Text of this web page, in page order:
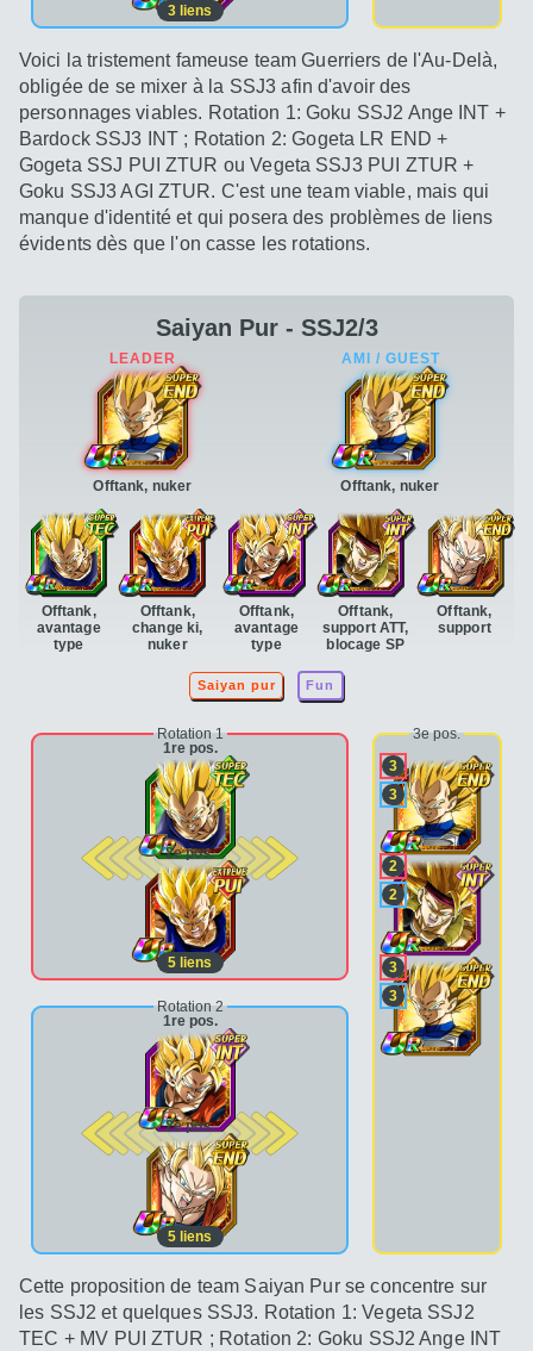
3 liens
Voici la tristement fameuse team Guerriers de l'Au-Delà,
obligée de se mixer à la SSJ3 afin d'avoir des
personnages viables. Rotation 1: Goku SSJ2 Ange INT +
Bardock SSJ3 INT ; Rotation 2: Gogeta LR END +
Gogeta SSJ PUI ZTUR ou Vegeta SSJ3 PUI ZTUR +
Goku SSJ3 AGI ZTUR. C'est une team viable, mais qui
manque d'identité et qui posera des problèmes de liens
évidents dès que l'on casse les rotations.
Saiyan Pur - SSJ2/3
Offtank, nuker
Offtank,
avantage
type
Offtank,
change ki,
nuker
Offtank,
avantage
type
Offtank,
support ATT,
blocage SP
Offtank,
support
Offtank, nuker
Saiyan pur Fun
Rotation 1
1re pos.
2e pos.
5 liens
Rotation 2
1re pos.
2e pos.
5 liens
3e pos.
3
3
2
2
3
3
Cette proposition de team Saiyan Pur se concentre sur
les SSJ2 et quelques SSJ3. Rotation 1: Vegeta SSJ2
TEC + MV PUI ZTUR ; Rotation 2: Goku SSJ2 Ange INT